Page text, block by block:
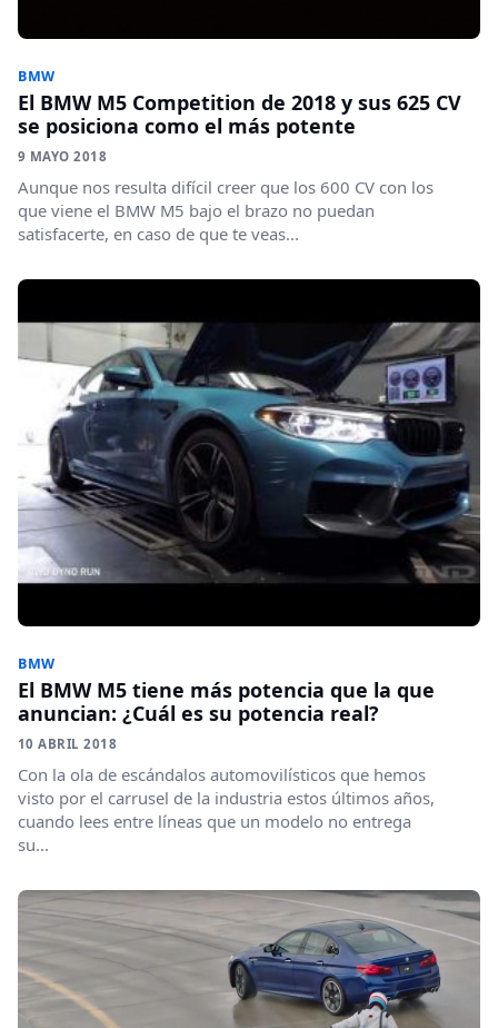
BMW
El BMW M5 Competition de 2018 y sus 625 CV
se posiciona como el más potente
9 MAYO 2018
Aunque nos resulta difícil creer que los 600 CV con los
que viene el BMW M5 bajo el brazo no puedan
satisfacerte, en caso de que te veas...
BMW
El BMW M5 tiene más potencia que la que
anuncian: ¿Cuál es su potencia real?
10 ABRIL 2018
Con la ola de escándalos automovilísticos que hemos
visto por el carrusel de la industria estos últimos años,
cuando lees entre líneas que un modelo no entrega
su...